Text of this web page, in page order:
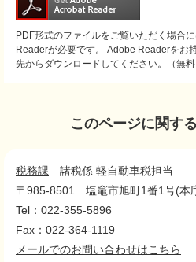
PDF形式のファイルをご覧いただく場合
Readerが必要です。
Adobe Readerをお
先からダウンロードしてください。（無料
このページに関す
税務課
諸税係 軽自動車税担当
〒985-8501
塩竈市旭町1番1号(本
Tel：022-355-5896
Fax：022-364-1119
メールでのお問い合わせはこちら